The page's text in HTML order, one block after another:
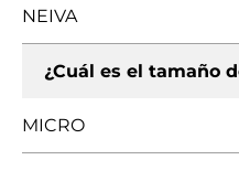
NEIVA
¿Cuál es el tamaño
MICRO